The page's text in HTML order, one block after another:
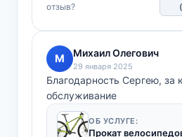
отзыв?
(
М Михаил Олегович
29 января 2025
Благодарность Сергею, за
обслуживание
ОБ УСЛУГЕ:
Прокат